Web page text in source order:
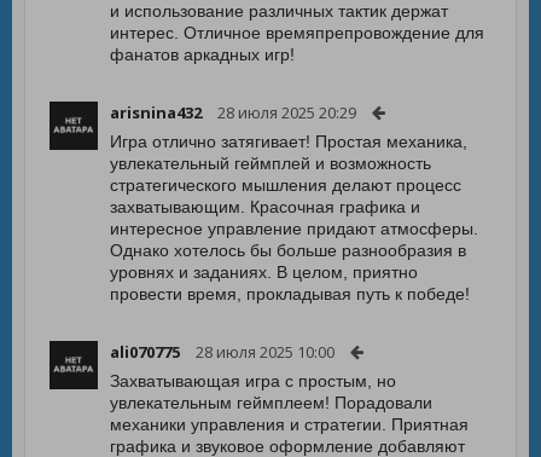
и использование различных тактик держат
интерес. Отличное времяпрепровождение для
фанатов аркадных игр!
arisnina432 28 июля 2025 20:29
Игра отлично затягивает! Простая механика,
увлекательный геймплей и возможность
стратегического мышления делают процесс
захватывающим. Красочная графика и
интересное управление придают атмосферы.
Однако хотелось бы больше разнообразия в
уровнях и заданиях. В целом, приятно
провести время, прокладывая путь к победе!
ali070775 28 июля 2025 10:00
Захватывающая игра с простым, но
увлекательным геймплеем! Порадовали
механики управления и стратегии. Приятная
графика и звуковое оформление добавляют